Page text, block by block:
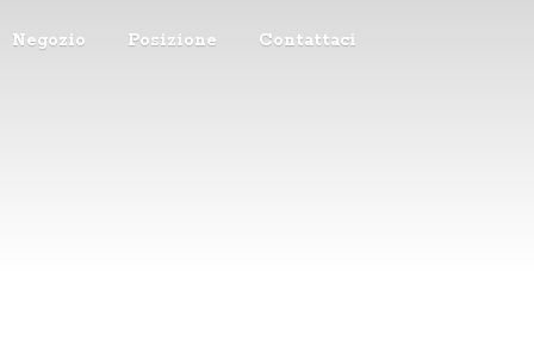
Negozio Posizione Contattaci